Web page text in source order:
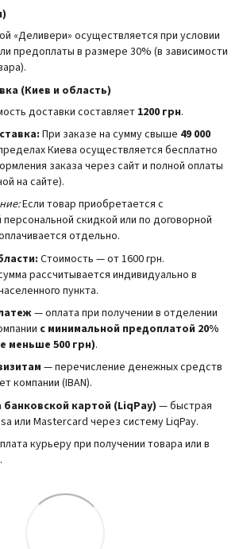
«Деливери» осуществляется при условии
предоплаты в размере 30% (в зависимости
(Киев и область)
доставки составляет 1200 грн.
При заказе на сумму свыше 49 000
Киева осуществляется бесплатно
заказа через сайт и полной оплаты
на сайте).
Если товар приобретается с
скидкой или по договорной
отдельно.
Стоимость — от 1600 грн.
рассчитывается индивидуально в
пункта.
— оплата при получении в отделении
с минимальной предоплатой 20%
меньше 500 грн).
— перечисление денежных средств
компании (IBAN).
картой (LiqPay) — быстрая
или Mastercard через систему LiqPay.
курьеру при получении товара или в